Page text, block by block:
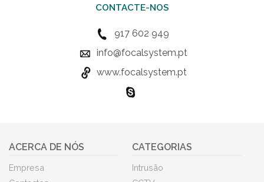
CONTACTE-NOS
917 602 949
info@focalsystem.pt
www.focalsystem.pt
ACERCA DE NÓS
Empresa
CATEGORIAS
Intrusão